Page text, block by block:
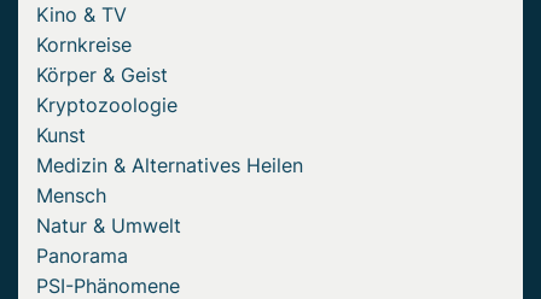
Kino & TV
Kornkreise
Körper & Geist
Kryptozoologie
Kunst
Medizin & Alternatives Heilen
Mensch
Natur & Umwelt
Panorama
PSI-Phänomene